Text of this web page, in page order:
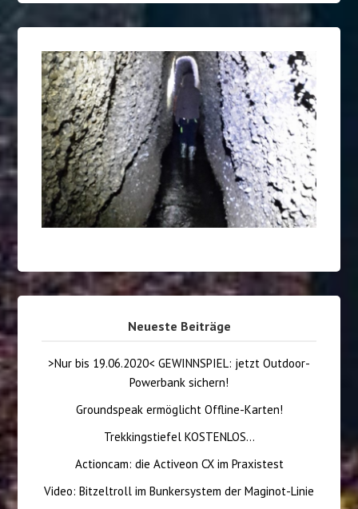
Neueste Beiträge
>Nur bis 19.06.2020< GEWINNSPIEL: jetzt Outdoor-
Powerbank sichern!
Groundspeak ermöglicht Offline-Karten!
Trekkingstiefel KOSTENLOS…
Actioncam: die Activeon CX im Praxistest
Video: Bitzeltroll im Bunkersystem der Maginot-Linie